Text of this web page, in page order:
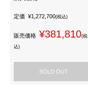
定価 ¥1,272,700(税込)
販売価格 ¥381,810(税
込)
SOLD OUT